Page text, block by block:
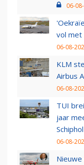
06-
vol met
06-08-
KLM
Airbus
06-08-
TUI
jaar
Schiphol
06-08-